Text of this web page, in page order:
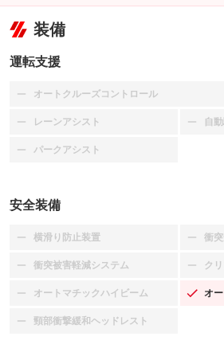
装備
運転支援
オートクルーズコントロール
：装備なし
レーンアシスト
：装備なし 自
：
パークアシスト
：装備なし
安全装備
横滑り防止装置
：装備なし 衝
：
衝突被害軽減システム
：装備なし ク
：
オートマチックハイビーム
：装備なし オ
：装
頸部衝撃緩和ヘッドレスト
：装備なし